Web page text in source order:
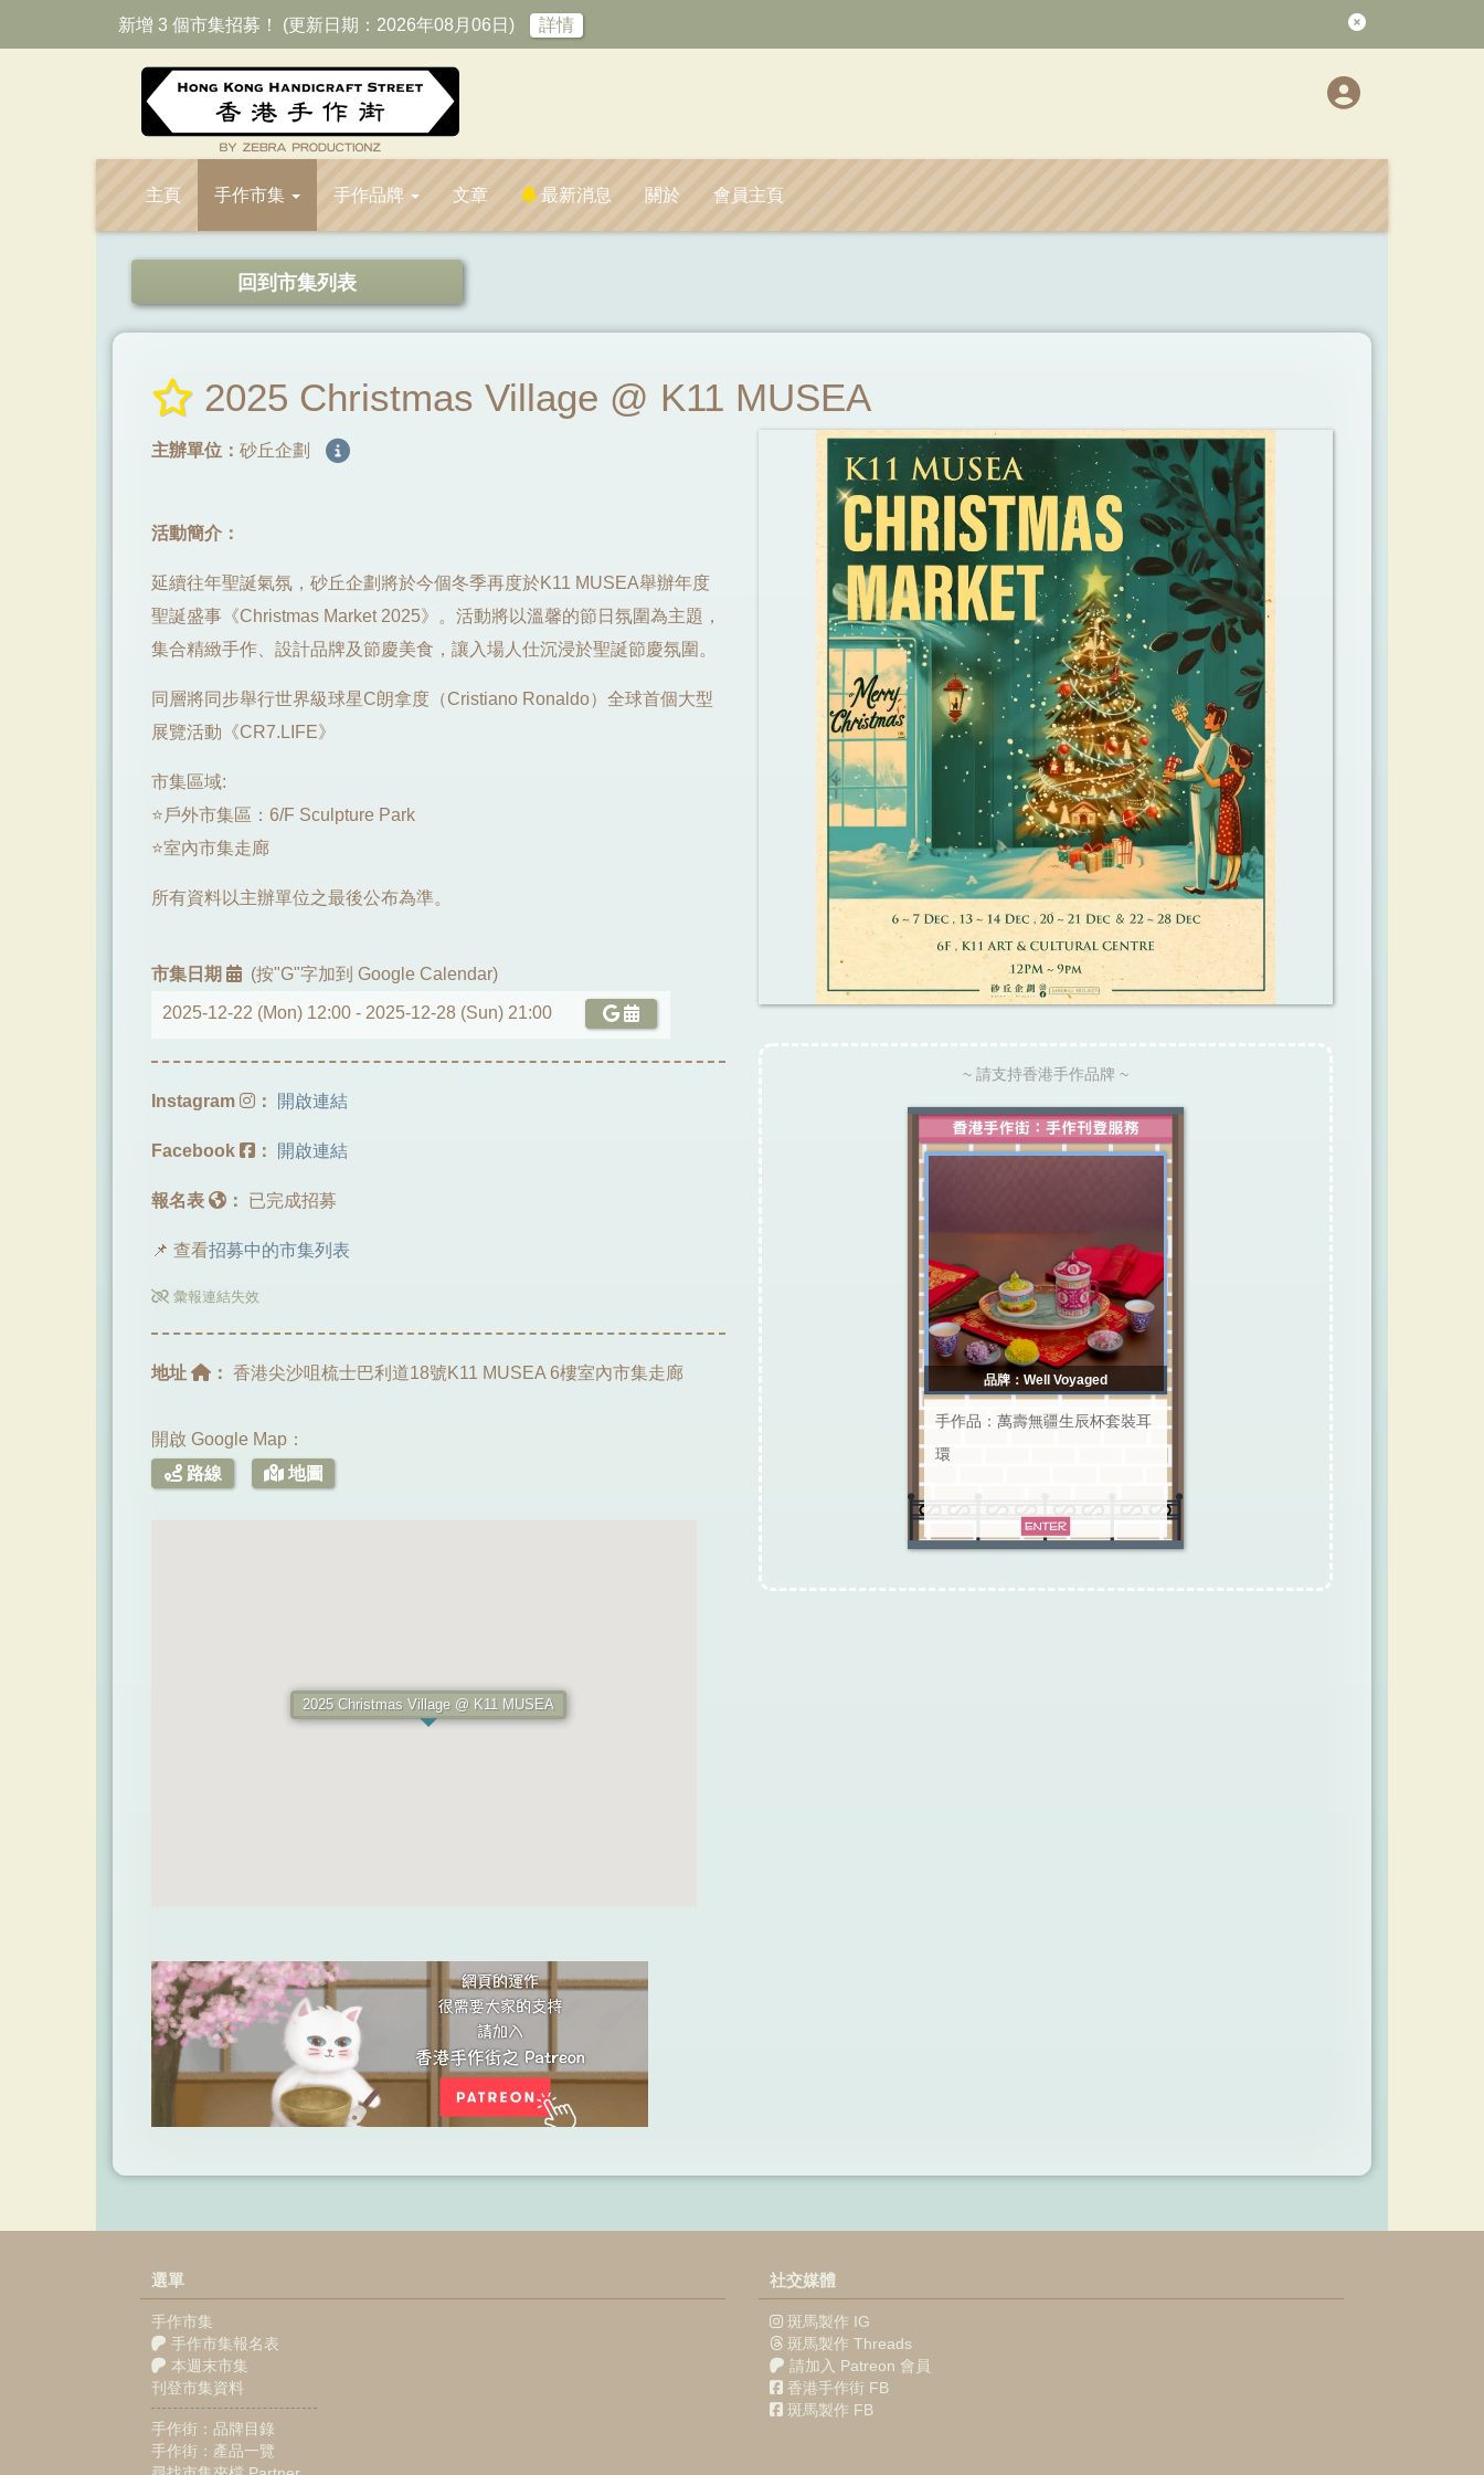
新增 3 個市集招募！ (更新日期：2026年08月06日) 詳情
主頁 手作市集 手作品牌 文章 最新消息 關於 會員主頁
回到市集列表
2025 Christmas Village @ K11 MUSEA
~ 請支持香港手作品牌 ~
品牌：Well Voyaged
手作品：萬壽無疆生辰杯套裝耳
環
主辦單位： 砂丘企劃
活動簡介：
延續往年聖誕氣氛，砂丘企劃將於今個冬季再度於K11 MUSEA舉辦年度
聖誕盛事《Christmas Market 2025》。活動將以溫馨的節日氛圍為主題，
集合精緻手作、設計品牌及節慶美食，讓入場人仕沉浸於聖誕節慶氛圍。
同層將同步舉行世界級球星C朗拿度（Cristiano Ronaldo）全球首個大型
展覽活動《CR7.LIFE》
市集區域:
⭐️戶外市集區：6/F Sculpture Park
⭐️室內市集走廊
所有資料以主辦單位之最後公布為準。
市集日期 (按"G"字加到 Google Calendar)
2025-12-22 (Mon) 12:00 - 2025-12-28 (Sun) 21:00
Instagram ： 開啟連結
Facebook ： 開啟連結
報名表 ： 已完成招募
📌 查看招募中的市集列表
彙報連結失效
地址 ： 香港尖沙咀梳士巴利道18號K11 MUSEA 6樓室內市集走廊
開啟 Google Map：
路線
地圖
2025 Christmas Village @ K11 MUSEA
選單
手作市集
手作市集報名表
本週末市集
刊登市集資料
手作街：品牌目錄
手作街：產品一覽
社交媒體
斑馬製作 IG
斑馬製作 Threads
請加入 Patreon 會員
香港手作街 FB
斑馬製作 FB